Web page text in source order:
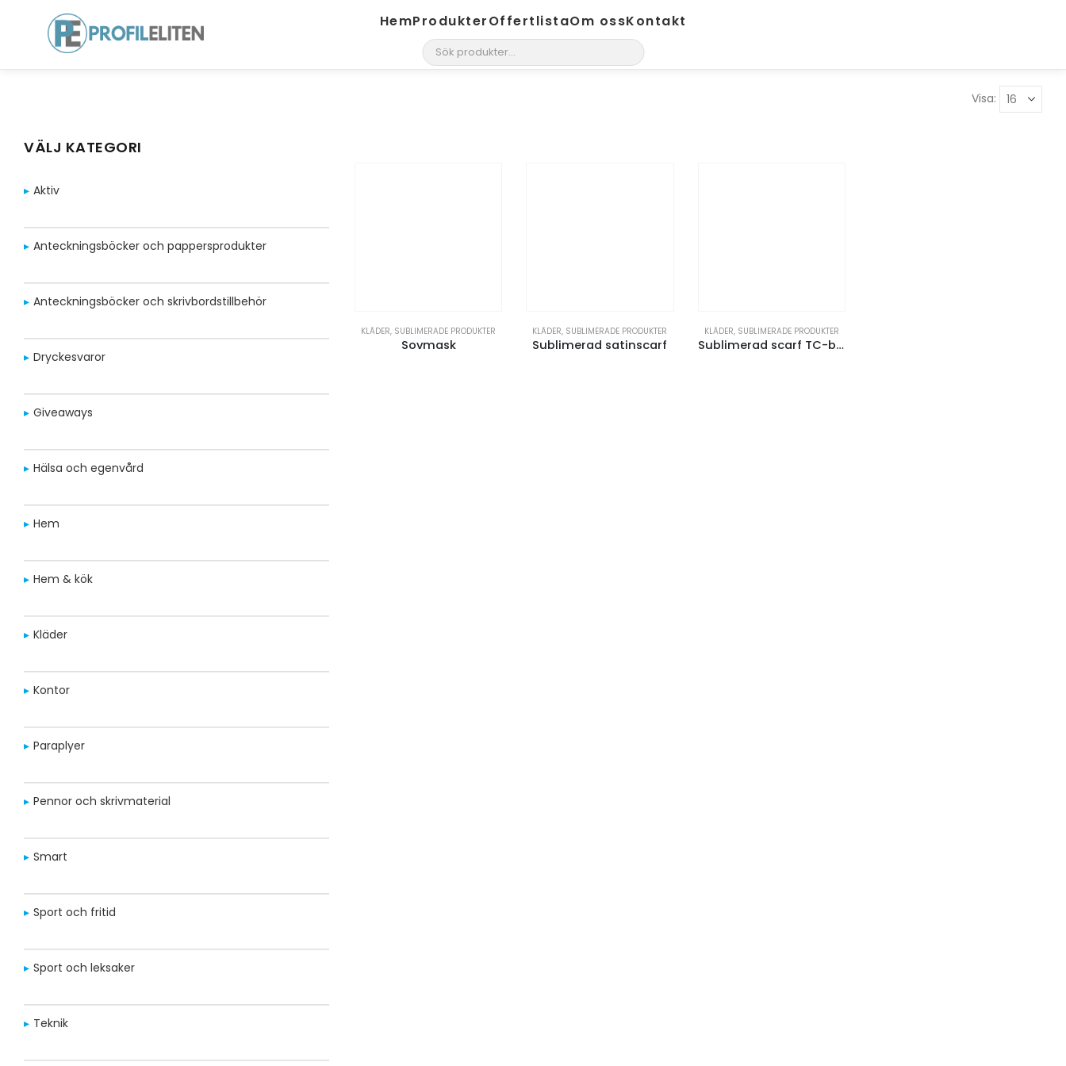
HemProdukterOffertlistaOm ossKontakt
Visa:
VÄLJ KATEGORI
Aktiv
Anteckningsböcker och pappersprodukter
Anteckningsböcker och skrivbordstillbehör
Dryckesvaror
Giveaways
Hälsa och egenvård
Hem
Hem & kök
Kläder
Kontor
Paraplyer
Pennor och skrivmaterial
Smart
Sport och fritid
Sport och leksaker
Teknik
KLÄDER, SUBLIMERADE PRODUKTER
Sovmask
KLÄDER, SUBLIMERADE PRODUKTER
Sublimerad satinscarf
KLÄDER, SUBLIMERADE PRODUKTER
Sublimerad scarf TC-bomull